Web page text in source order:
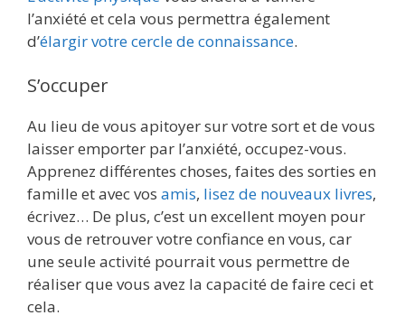
l’anxiété et cela vous permettra également
d’élargir votre cercle de connaissance.
S’occuper
Au lieu de vous apitoyer sur votre sort et de vous
laisser emporter par l’anxiété, occupez-vous.
Apprenez différentes choses, faites des sorties en
famille et avec vos amis, lisez de nouveaux livres,
écrivez… De plus, c’est un excellent moyen pour
vous de retrouver votre confiance en vous, car
une seule activité pourrait vous permettre de
réaliser que vous avez la capacité de faire ceci et
cela.